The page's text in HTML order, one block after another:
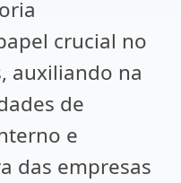
crucial no
auxiliando na
de
e
das empresas